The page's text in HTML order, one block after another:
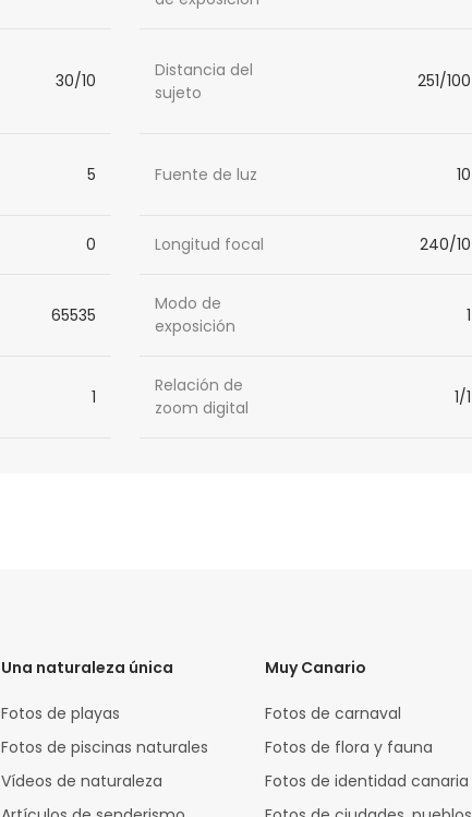
30/10
Distancia del
sujeto
251/100
5 Fuente de luz 10
0 Longitud focal 240/10
65535
Modo de
exposición
1
1
Relación de
zoom digital
1/1
Una naturaleza única
Fotos de playas
Fotos de piscinas naturales
Vídeos de naturaleza
Muy Canario
Fotos de carnaval
Fotos de flora y fauna
Fotos de identidad canaria